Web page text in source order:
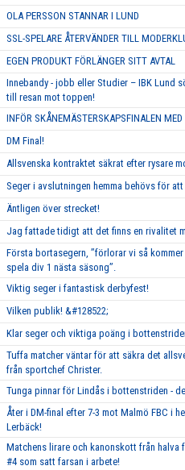
OLA PERSSON STANNAR I LUND
SSL-SPELARE ÅTERVÄNDER TILL
EGEN PRODUKT FÖRLÄNGER SITT AVTAL
Innebandy - jobb eller Studier – IBK Lund
till resan mot toppen!
INFÖR SKÅNEMÄSTERSKAPSFINALEN
DM Final!
Allsvenska kontraktet säkrat efter rysare
Seger i avslutningen hemma behövs för
Äntligen över strecket!
Jag fattade tidigt att det finns en rivalitet
Första bortasegern, ’’förlorar vi så
spela div 1 nästa säsong’’.
Viktig seger i fantastisk derbyfest!
Vilken publik! &#128522;
Klar seger och viktiga poäng i
Tuffa matcher väntar för att säkra det
från sportchef Christer.
Tunga pinnar för Lindås i bottenstriden -
Åter i DM-final efter 7-3 mot Malmö FBC i
Lerbäck!
Matchens lirare och kanonskott från halva
#4 som satt farsan i arbete!